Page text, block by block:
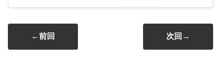
←前回 次回→